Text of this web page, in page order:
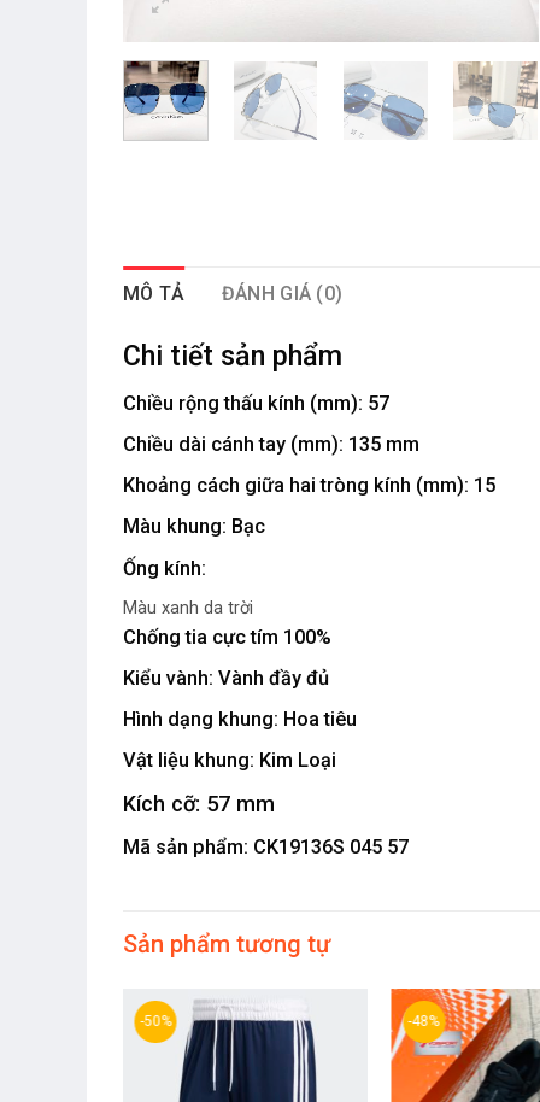
MÔ TẢ ĐÁNH GIÁ (0)
Chi tiết sản phẩm
Chiều rộng thấu kính (mm): 57
Chiều dài cánh tay (mm): 135 mm
Khoảng cách giữa hai tròng kính (mm): 15
Màu khung: Bạc
Ống kính:
Màu xanh da trời
Chống tia cực tím 100%
Kiểu vành: Vành đầy đủ
Hình dạng khung: Hoa tiêu
Vật liệu khung: Kim Loại
Kích cỡ: 57 mm
Mã sản phẩm: CK19136S 045 57
Sản phẩm tương tự
-50% -48%